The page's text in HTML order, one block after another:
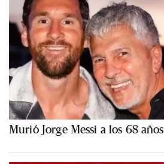
Murió Jorge Messi a los 68 años